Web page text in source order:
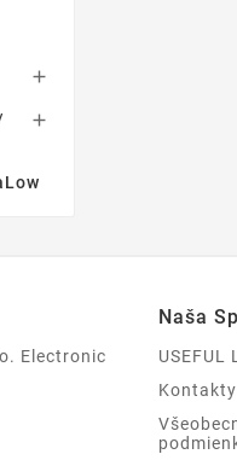


Electronic
Naša
USEFUL
Kontakty